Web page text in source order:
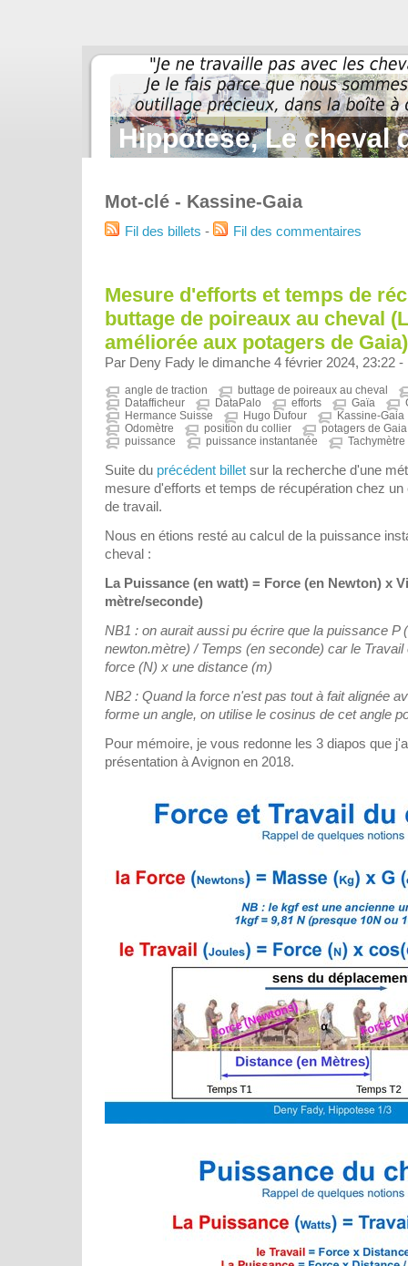
Hippotese, Le cheval
Mot-clé - Kassine-Gaia
Fil des billets - Fil des commentaires
Mesure d'efforts et temps de
buttage de poireaux au cheval
améliorée aux potagers de
Par Deny Fady le dimanche 4 février 2024, 23:22 -
angle de traction
buttage de poireaux au cheval
Datafficheur
DataPalo efforts Gaïa
Hermance Suisse
Hugo Dufour
Kassine-Gaia
Odomètre
position du collier
potagers de Gaia
puissance
puissance instantanée Tachymètre
Suite du précédent billet sur la recherche d'une
mesure d'efforts et temps de récupération chez un
de travail.
Nous en étions resté au calcul de la puissance
cheval :
La Puissance (en watt) = Force (en Newton) x
mètre/seconde)
NB1 : on aurait aussi pu écrire que la puissance P
newton.mètre) / Temps (en seconde) car le
force (N) x une distance (m)
NB2 : Quand la force n'est pas tout à fait alignée
forme un angle, on utilise le cosinus de cet angle
Pour mémoire, je vous redonne les 3 diapos que
présentation à Avignon en 2018.